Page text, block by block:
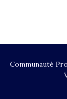
Communauté